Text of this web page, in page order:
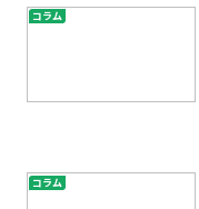
コラム
コラム